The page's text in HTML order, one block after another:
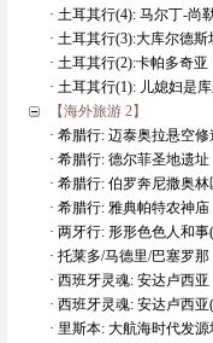
· 土耳其行(4): 马尔丁-尚
· 土耳其行(3):大库尔德斯
· 土耳其行(2):卡帕多奇亚
· 土耳其行(1): 儿媳妇是
【海外旅游 2】
· 希腊行: 迈泰奥拉悬空修
· 希腊行: 德尔菲圣地遗址
· 希腊行: 伯罗奔尼撒奥林
· 希腊行: 雅典帕特农神庙
· 两牙行: 形形色色人和事(
· 托莱多/马德里/巴塞罗那
· 西班牙灵魂: 安达卢西亚
· 西班牙灵魂: 安达卢西亚
· 里斯本: 大航海时代发源